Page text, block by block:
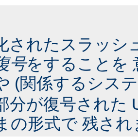
されたスラッシ
号をすることを
(関係するシス
分が復号された
の形式で 残され